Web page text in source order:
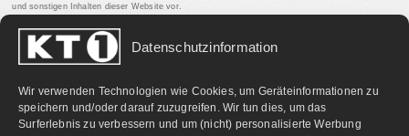
Datenschutzinformation
Wir verwenden Technologien wie Cookies, um Geräteinformationen zu
speichern und/oder darauf zuzugreifen. Wir tun dies, um das
Surferlebnis zu verbessern und um (nicht) personalisierte Werbung
und sonstigen Inhalten dieser Website vor.
PARTNERLINKS: